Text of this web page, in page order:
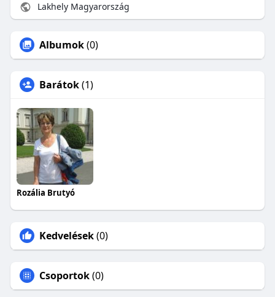
Lakhely Magyarország
Albumok(0)
Barátok(1)
Rozália Brutyó
Kedvelések(0)
Csoportok(0)